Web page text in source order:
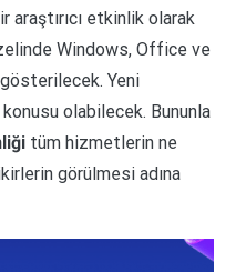
araştırıcı etkinlik olarak
Windows, Office ve
Yeni
konusu olabilecek. Bununla
tüm hizmetlerin ne
görülmesi adına